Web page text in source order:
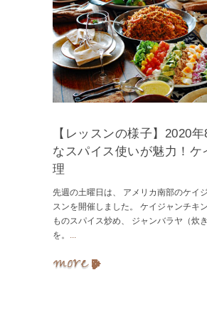
【レッスンの様子】2020
なスパイス使いが魅力！ケ
理
先週の土曜日は、 アメリカ南部のケイ
スンを開催しました。 ケイジャンチキ
ものスパイス炒め、 ジャンバラヤ（炊
を。 ...